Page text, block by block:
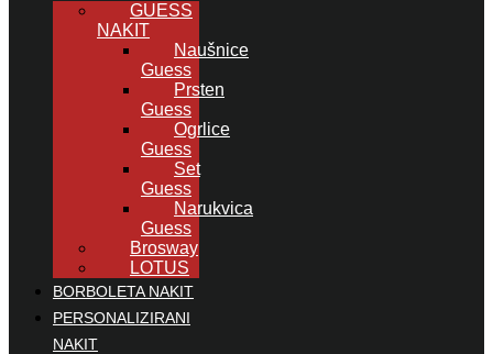
GUESS
NAKIT
Naušnice
Guess
Prsten
Guess
Ogrlice
Guess
Set
Guess
Narukvica
Guess
Brosway
LOTUS
BORBOLETA NAKIT
PERSONALIZIRANI
NAKIT